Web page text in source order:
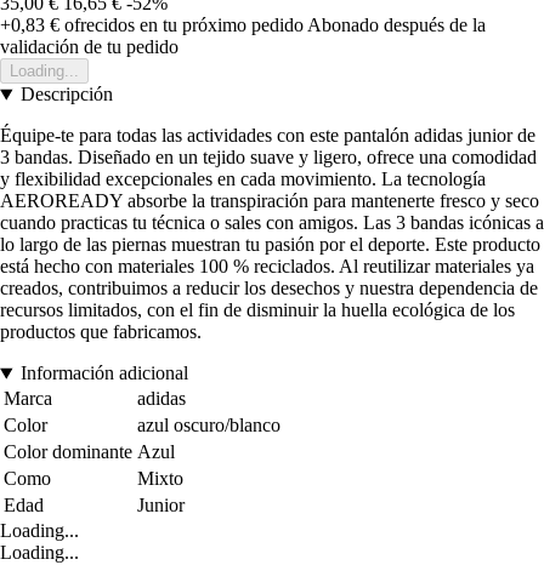
+0,83 € ofrecidos en tu próximo pedidoAbonado después de la
validación de tu pedido
Loading...
Descripción
Équipe-te para todas las actividades con este pantalón adidas junior de
3 bandas. Diseñado en un tejido suave y ligero, ofrece una comodidad
y flexibilidad excepcionales en cada movimiento. La tecnología
AEROREADY absorbe la transpiración para mantenerte fresco y seco
cuando practicas tu técnica o sales con amigos. Las 3 bandas icónicas a
lo largo de las piernas muestran tu pasión por el deporte. Este producto
está hecho con materiales 100 % reciclados. Al reutilizar materiales ya
creados, contribuimos a reducir los desechos y nuestra dependencia de
recursos limitados, con el fin de disminuir la huella ecológica de los
productos que fabricamos.
Información adicional
Marca
adidas
Color
azul oscuro/blanco
Color dominante Azul
Como
Mixto
Edad
Junior
Loading...
Loading...